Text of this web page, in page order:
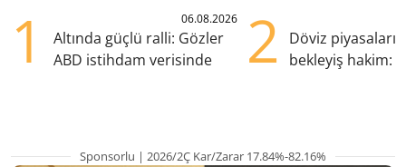
1 06.08.2026
Altında güçlü ralli: Gözler
ABD istihdam verisinde
2
Döviz
bekleyiş hakim:
Sponsorlu | 2026/2Ç Kar/Zarar 17.84%-82.16%